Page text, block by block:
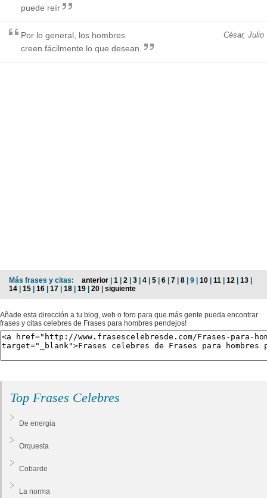
puede reír
César, Julio
Por lo general, los hombres
creen fácilmente lo que desean.
Más frases y citas: anterior | 1 | 2 | 3 | 4 | 5 | 6 | 7 | 8 | 9 | 10 | 11 | 12 | 13 |
14 | 15 | 16 | 17 | 18 | 19 | 20 | siguiente
Añade esta dirección a tu blog, web o foro para que más gente pueda encontrar
frases y citas celebres de Frases para hombres pendejos!
Top Frases Celebres
De energia
Orquesta
Cobarde
La norma